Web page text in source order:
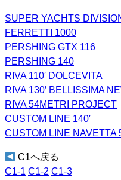
SUPER YACHTS
FERRETTI 1000
PERSHING GTX 116
PERSHING 140
RIVA 110′ DOLCEVITA
RIVA 130′ BELLISSIMA
RIVA 54METRI PROJECT
CUSTOM LINE 140′
CUSTOM LINE NAVETTA
C1へ戻る
C1-1 C1-2 C1-3